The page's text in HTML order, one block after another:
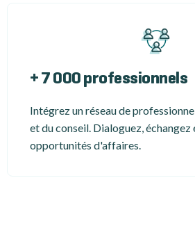
+ 7 000 professionnels
Intégrez un réseau de
et du conseil. Dialoguez, échangez
opportunités d'affaires.